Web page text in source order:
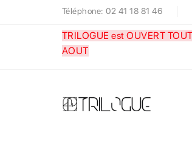
Téléphone: 02 41 18 81 46
TRILOGUE est OUVERT
AOUT